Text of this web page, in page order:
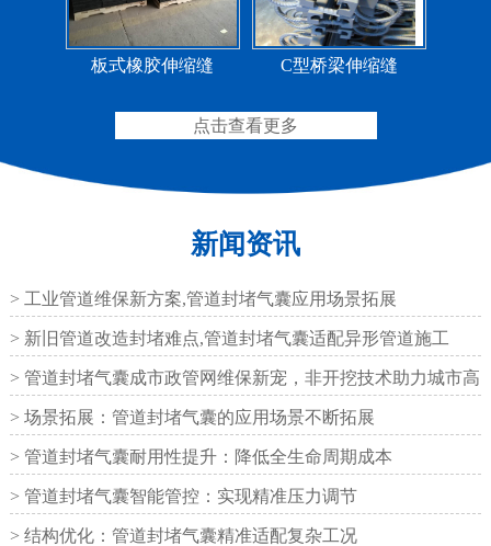
板式橡胶伸缩缝 C型桥梁伸缩缝
200*25米圆形桥梁气囊 390*14米的圆形充气芯
空心板内模 桥梁空心板气囊
点击查看更多
新闻资讯
> 工业管道维保新方案,管道封堵气囊应用场景拓展
> 新旧管道改造封堵难点,管道封堵气囊适配异形管道施工
> 管道封堵气囊成市政管网维保新宠，非开挖技术助力城市高
效运
> 场景拓展：管道封堵气囊的应用场景不断拓展
> 管道封堵气囊耐用性提升：降低全生命周期成本
> 管道封堵气囊智能管控：实现精准压力调节
> 结构优化：管道封堵气囊精准适配复杂工况